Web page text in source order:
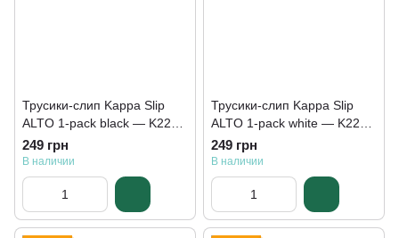
Трусики-слип Kappa Slip
ALTO 1-pack black — K2202
Nero
249 грн
В наличии
Трусики-слип Kappa Slip
ALTO 1-pack white — K2202
Bianco
249 грн
В наличии